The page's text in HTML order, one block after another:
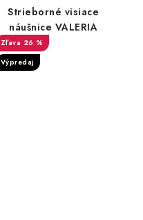
Strieborné visiace
náušnice VALERIA
26 %
Výpredaj